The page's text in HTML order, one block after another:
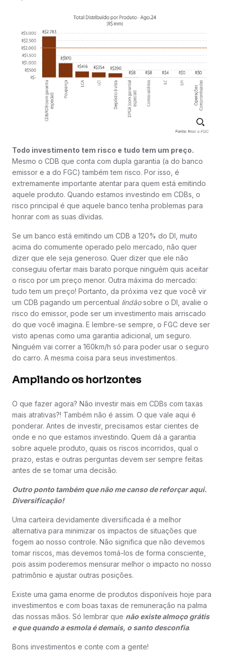
Todo investimento tem risco e tudo tem um preço.
Mesmo o CDB que conta com dupla garantia (a do banco
emissor e a do FGC) também tem risco. Por isso, é
extremamente importante atentar para quem está emitindo
aquele produto. Quando estamos investindo em CDBs, o
risco principal é que aquele banco tenha problemas para
honrar com as suas dívidas.
Se um banco está emitindo um CDB a 120% do DI, muito
acima do comumente operado pelo mercado, não quer
dizer que ele seja generoso. Quer dizer que ele não
conseguiu ofertar mais barato porque ninguém quis aceitar
o risco por um preço menor. Outra máxima do mercado:
tudo tem um preço! Portanto, da próxima vez que você vir
um CDB pagando um percentual lindãosobre o DI, avalie o
risco do emissor, pode ser um investimento mais arriscado
do que você imagina. E lembre-se sempre, o FGC deve ser
visto apenas como uma garantia adicional, um seguro.
Ninguém vai correr a 160km/h só para poder usar o seguro
do carro. A mesma coisa para seus investimentos.
Ampliando os horizontes
O que fazer agora? Não investir mais em CDBs com taxas
mais atrativas?! Também não é assim. O que vale aqui é
ponderar. Antes de investir, precisamos estar cientes de
onde e no que estamos investindo. Quem dá a garantia
sobre aquele produto, quais os riscos incorridos, qual o
prazo, estas e outras perguntas devem ser sempre feitas
antes de se tomar uma decisão.
Outro ponto também que não me canso de reforçar aqui.
Diversificação!
Uma carteira devidamente diversificada é a melhor
alternativa para minimizar os impactos de situações que
fogem ao nosso controle. Não significa que não devemos
tomar riscos, mas devemos tomá-los de forma consciente,
pois assim poderemos mensurar melhor o impacto no nosso
patrimônio e ajustar outras posições.
Existe uma gama enorme de produtos disponíveis hoje para
investimentos e com boas taxas de remuneração na palma
das nossas mãos. Só lembrar que não existe almoço grátis
e que quando a esmola é demais, o santo desconfia.
Bons investimentos e conte com a gente!